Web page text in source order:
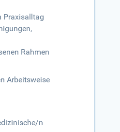
Praxisalltag
Rahmen
Arbeitsweise
n